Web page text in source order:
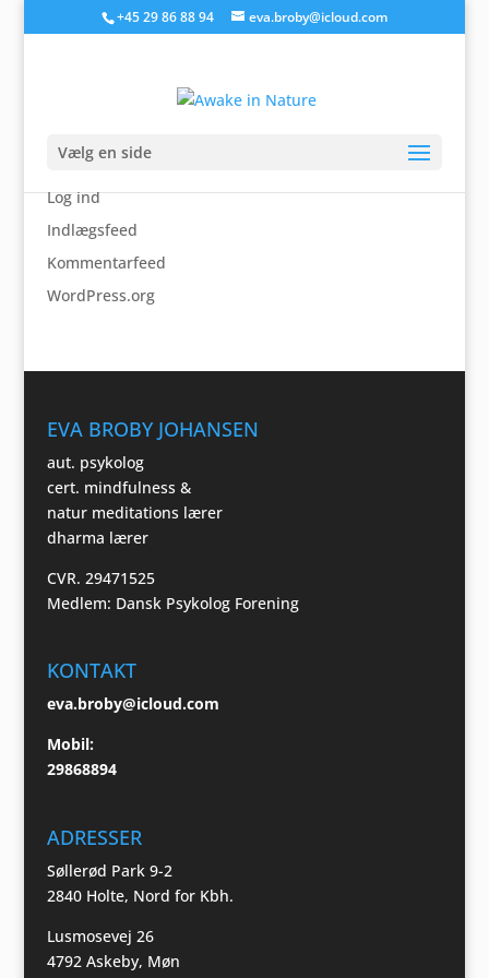
+45 29 86 88 94 eva.broby@icloud.com
Vælg en side
IMG_1954
googlef0e012db7168dfe8.html
Log ind
Indlægsfeed
Kommentarfeed
WordPress.org
EVA BROBY JOHANSEN
aut. psykolog
cert. mindfulness &
natur meditations lærer
dharma lærer
CVR. 29471525
Medlem: Dansk Psykolog Forening
KONTAKT
eva.broby@icloud.com
Mobil:
29868894
ADRESSER
Søllerød Park 9-2
2840 Holte, Nord for Kbh.
Lusmosevej 26
4792 Askeby, Møn